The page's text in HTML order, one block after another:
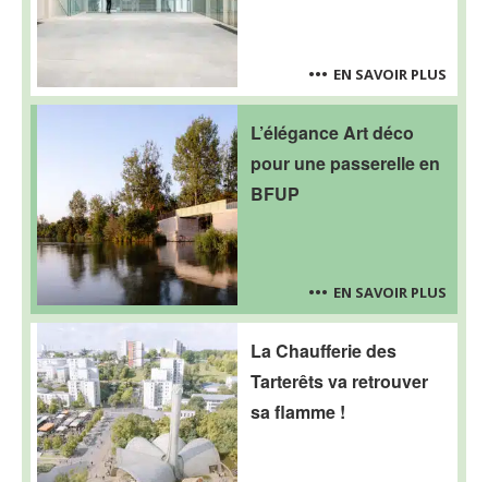
EN SAVOIR PLUS
L’élégance Art déco
pour une passerelle en
BFUP
EN SAVOIR PLUS
La Chaufferie des
Tarterêts va retrouver
sa flamme !